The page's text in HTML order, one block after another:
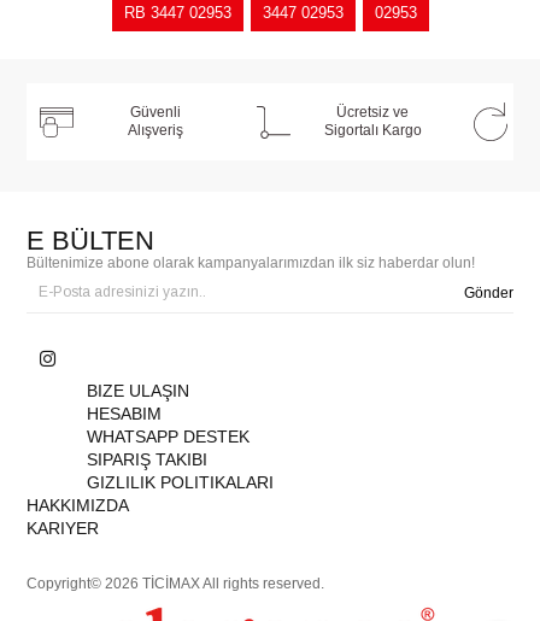
RB 3447 02953 3447 02953 02953
Güvenli
Alışveriş
Ücretsiz ve
Sigortalı Kargo
E BÜLTEN
Bültenimize abone olarak kampanyalarımızdan ilk siz haberdar olun!
Gönder
BIZE ULAŞIN
HESABIM
WHATSAPP DESTEK
SIPARIŞ TAKIBI
GIZLILIK POLITIKALARI
HAKKIMIZDA
KARIYER
Copyright© 2026 TİCİMAX All rights reserved.